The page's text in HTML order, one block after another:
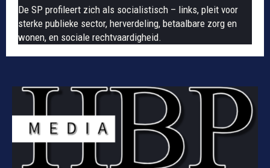
De SP profileert zich als socialistisch – links, pleit voor
sterke publieke sector, herverdeling, betaalbare zorg en
wonen, en sociale rechtvaardigheid.